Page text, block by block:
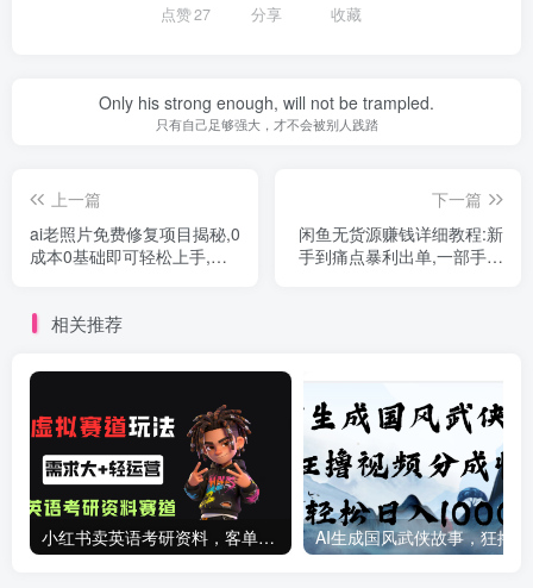
点赞27 分享 收藏
Only his strong enough, will not be trampled.
只有自己足够强大，才不会被别人践踏
上一篇
ai老照片免费修复项目揭秘,0
成本0基础即可轻松上手,祝
下一篇
闲鱼无货源赚钱详细教程:新
手到痛点暴利出单,一部手机
相关推荐
小红书卖英语考研资料，客单价9.9，250天卖了16w!